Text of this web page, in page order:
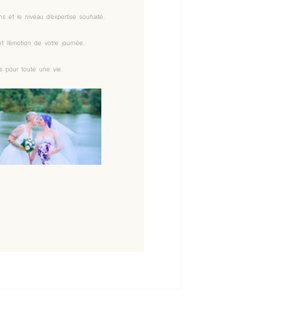
le niveau d’expertise souhaité.
de votre journée.
pour toute une vie.